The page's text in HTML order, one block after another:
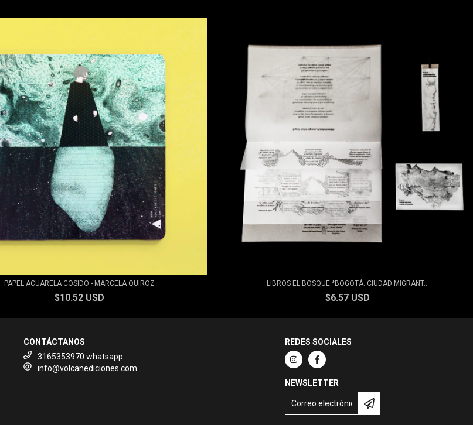
PAPEL ACUARELA COSIDO - MARCELA QUIROZ
$10.52 USD
LIBROS EL BOSQUE *BOGOTÁ: CIUDAD MIGRANT...
$6.57 USD
CONTÁCTANOS
3165353970 whatsapp
info@volcanediciones.com
REDES SOCIALES
NEWSLETTER